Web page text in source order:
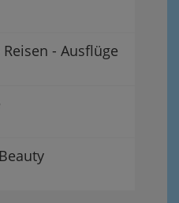
- Ausflüge